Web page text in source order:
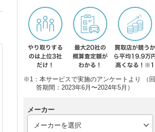
※1：本サービスで実施のアンケートより （回
答期間：2023年6月〜2024年5月）
メーカー